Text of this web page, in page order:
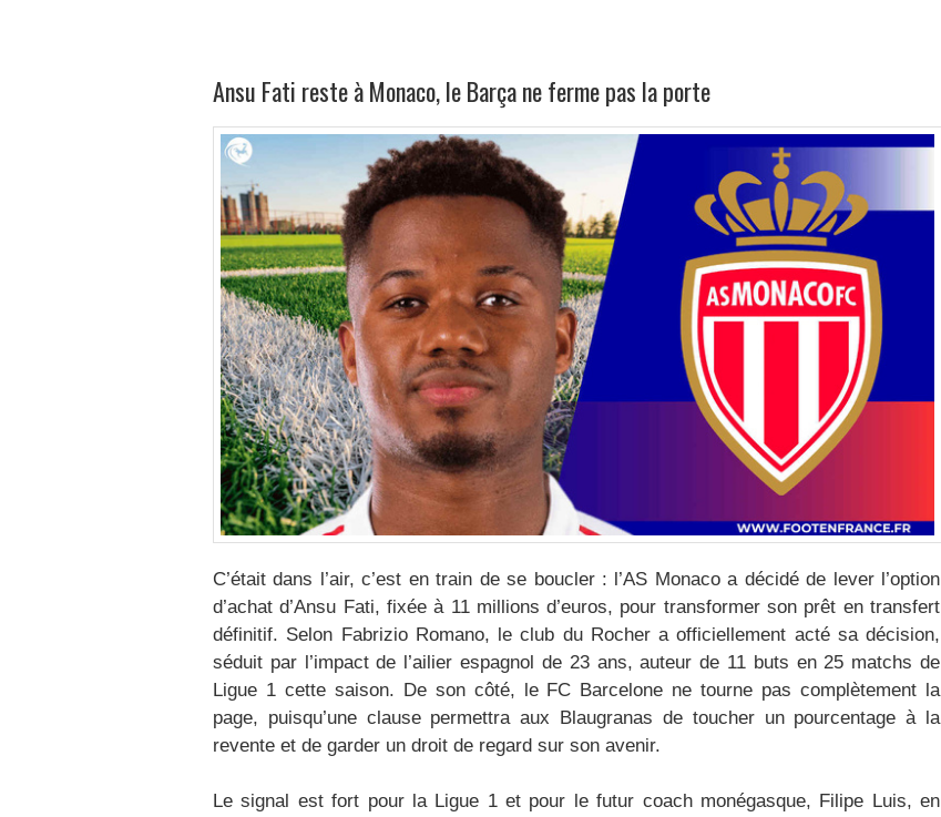
Ansu Fati reste à Monaco, le Barça ne ferme pas la porte
C’était dans l’air, c’est en train de se boucler : l’AS Monaco a décidé de lever l’option
d’achat d’Ansu Fati, fixée à 11 millions d’euros, pour transformer son prêt en transfert
définitif. Selon Fabrizio Romano, le club du Rocher a officiellement acté sa décision,
séduit par l’impact de l’ailier espagnol de 23 ans, auteur de 11 buts en 25 matchs de
Ligue 1 cette saison. De son côté, le FC Barcelone ne tourne pas complètement la
page, puisqu’une clause permettra aux Blaugranas de toucher un pourcentage à la
revente et de garder un droit de regard sur son avenir.
Le signal est fort pour la Ligue 1 et pour le futur coach monégasque, Filipe Luis, en